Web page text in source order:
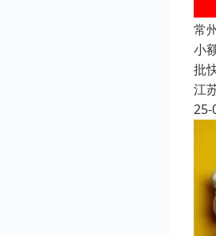
常
小
批
江
25-